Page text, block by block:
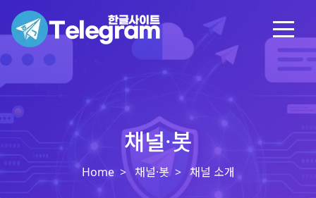
채널·봇
Home 채널·봇 채널 소개